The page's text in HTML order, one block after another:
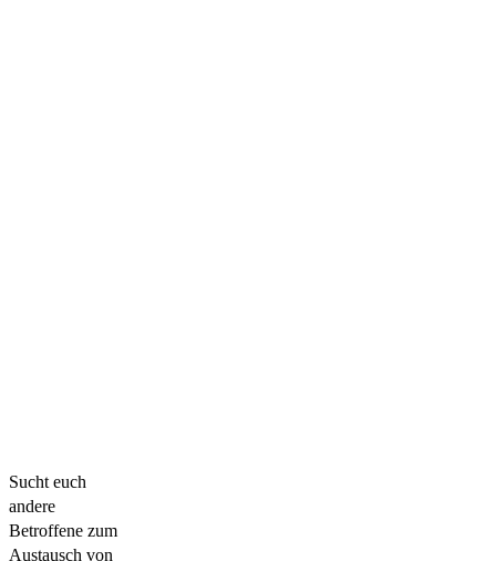
Sucht euch
andere
Betroffene zum
Austausch von